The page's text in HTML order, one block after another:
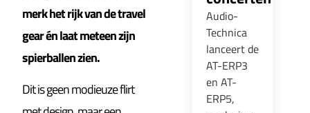
merk het rijk van de travel
gear én laat meteen zijn
spierballen zien.
Dit is geen modieuze flirt
Audio-
Technica
lanceert de
AT-ERP3
en AT-
ERP5,